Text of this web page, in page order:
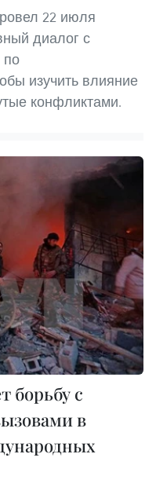
22 июля
диалог с
по
изучить влияние
конфликтами.
борьбу с
в